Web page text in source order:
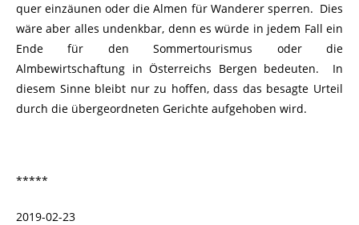
quer einzäunen oder die Almen für Wanderer sperren. Dies
wäre aber alles undenkbar, denn es würde in jedem Fall ein
Ende für den Sommertourismus oder die
Almbewirtschaftung in Österreichs Bergen bedeuten. In
diesem Sinne bleibt nur zu hoffen, dass das besagte Urteil
durch die übergeordneten Gerichte aufgehoben wird.
*****
2019-02-23